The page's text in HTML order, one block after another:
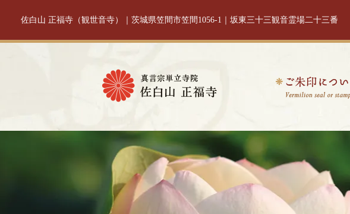
佐白山 正福寺（観世音寺）｜茨城県笠間市笠間1056-1｜坂東三十三観音霊場二十三番